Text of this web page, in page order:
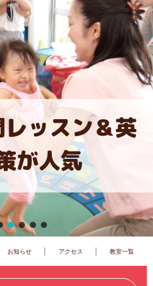
徒歩７分！
話教室
お知らせ アクセス 教室一覧